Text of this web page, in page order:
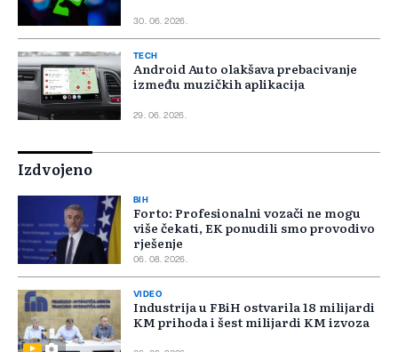
30. 06. 2026.
TECH
Android Auto olakšava prebacivanje
između muzičkih aplikacija
29. 06. 2026.
Izdvojeno
BIH
Forto: Profesionalni vozači ne mogu
više čekati, EK ponudili smo provodivo
rješenje
06. 08. 2026.
VIDEO
Industrija u FBiH ostvarila 18 milijardi
KM prihoda i šest milijardi KM izvoza